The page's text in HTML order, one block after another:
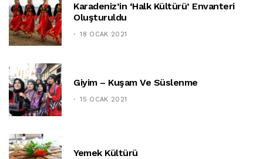
Karadeniz’in ‘halk Kültürü’ Envanteri
Oluşturuldu
18 OCAK 2021
Giyim – Kuşam Ve Süslenme
15 OCAK 2021
Yemek Kültürü